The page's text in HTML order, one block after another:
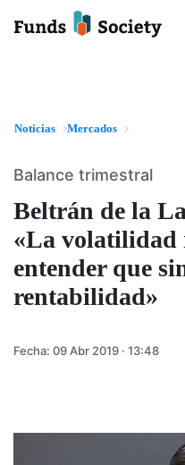
Noticias Mercados
Beltrán de la
«La volatilidad
entender que
rentabilidad»
Balance trimestral
Fecha: 09 Abr 2019 · 13:48